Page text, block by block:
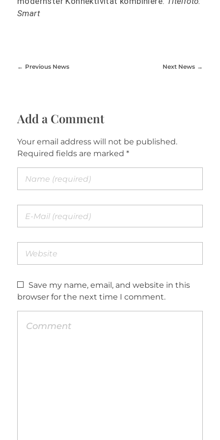
Smart
Previous News Next News
Add a Comment
Your email address will not be published.
Required fields are marked *
Save my name, email, and website in this
browser for the next time I comment.